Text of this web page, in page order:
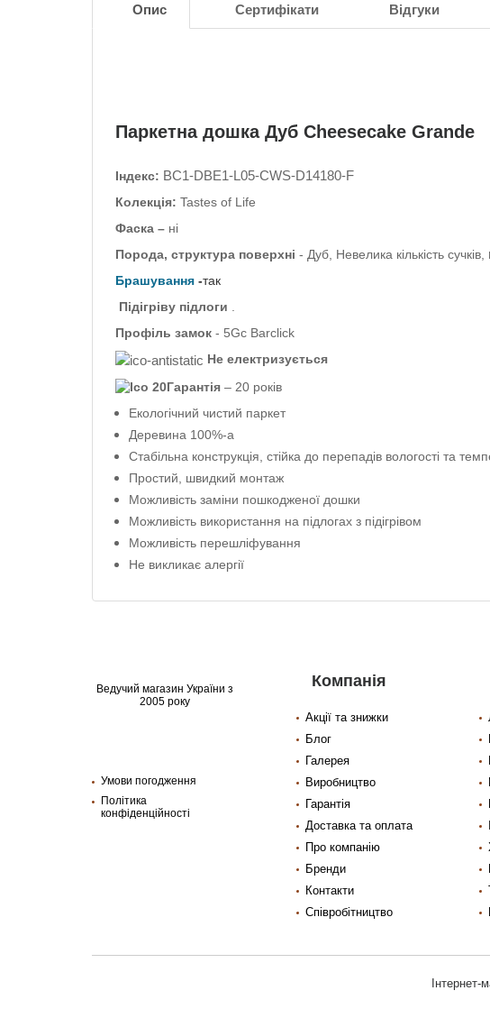
Опис Сертифікати Відгуки
Паркетна дошка Дуб Cheesecake Grande
Індекс: BC1-DBE1-L05-CWS-D14180-F
Колекція: Tastes of Life
Фаска – ні
Порода, структура поверхні - Дуб, Невелика кількість сучків,
Брашування -так
Підігріву підлоги
Профіль замок - 5Gc Barclick
Не електризується
Гарантія – 20 років
Екологічний чистий паркет
Деревина 100%-а
Стабільна конструкція, стійка до перепадів вологості та
Простий, швидкий монтаж
Можливість заміни пошкодженої дошки
Можливість використання на підлогах з підігрівом
Можливість перешліфування
Не викликає алергії
Ведучий магазин України з
2005 року
Умови погодження
Політика
конфіденційності
Компанія
Акції та знижки
Блог
Галерея
Виробництво
Гарантія
Доставка та оплата
Про компанію
Бренди
Контакти
Співробітництво